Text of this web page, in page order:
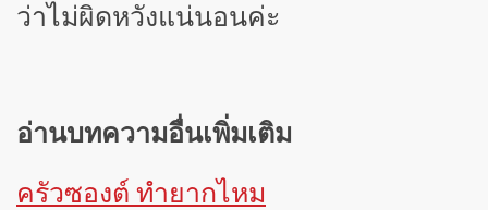
ว่าไม่ผิดหวังแน่นอนค่ะ
อ่านบทความอื่นเพิ่มเติม
ครัวซองต์ ทำยากไหม